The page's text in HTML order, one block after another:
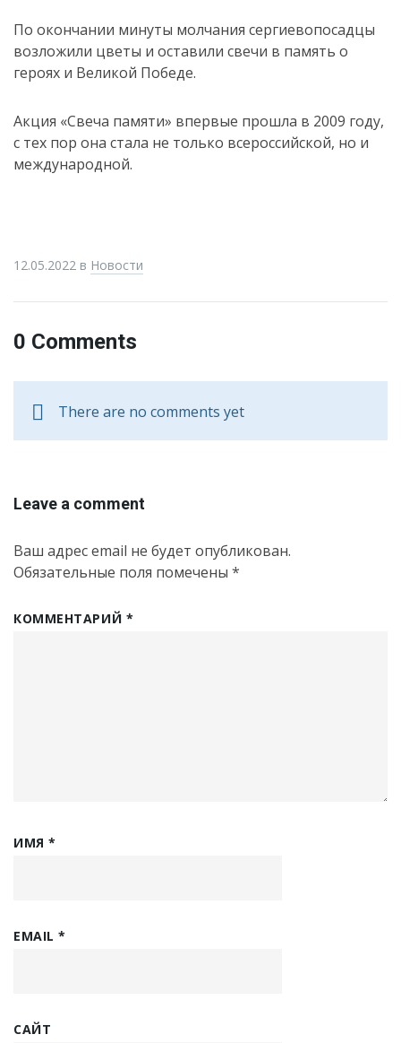
По окончании минуты молчания сергиевопосадцы
возложили цветы и оставили свечи в память о
героях и Великой Победе.
Акция «Свеча памяти» впервые прошла в 2009 году,
с тех пор она стала не только всероссийской, но и
международной.
12.05.2022 в Новости
0 Comments
There are no comments yet
Leave a comment
Ваш адрес email не будет опубликован.
Обязательные поля помечены *
КОММЕНТАРИЙ *
ИМЯ*
EMAIL*
САЙТ